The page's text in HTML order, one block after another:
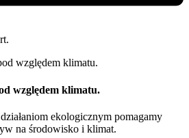
względem klimatu.
ekologicznym pomagamy
na środowisko i klimat.